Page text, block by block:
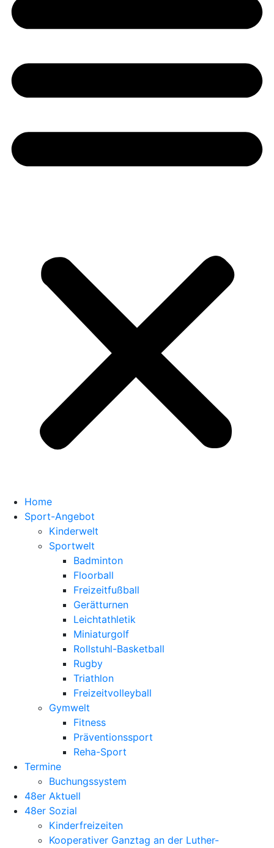
Home
Sport-Angebot
Kinderwelt
Sportwelt
Badminton
Floorball
Freizeitfußball
Gerätturnen
Leichtathletik
Miniaturgolf
Rollstuhl-Basketball
Rugby
Triathlon
Freizeitvolleyball
Gymwelt
Fitness
Präventionssport
Reha-Sport
Termine
Buchungssystem
48er Aktuell
48er Sozial
Kinderfreizeiten
Kooperativer Ganztag an der Luther-